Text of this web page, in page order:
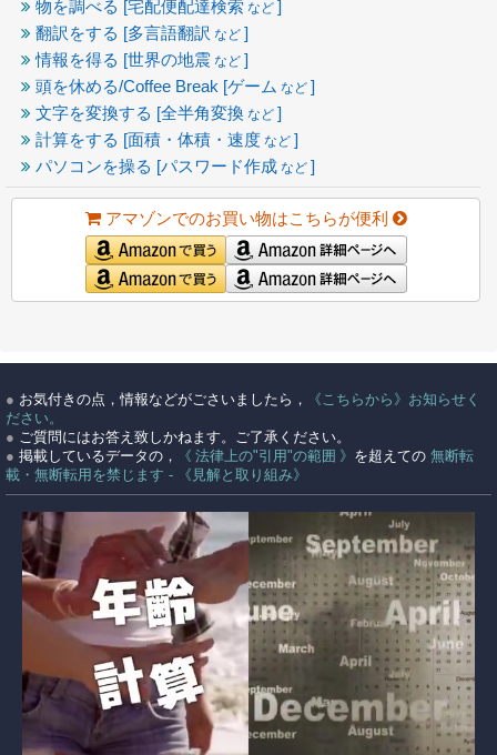
物を調べる [宅配便配達検索 など ]
翻訳をする [多言語翻訳 など ]
情報を得る [世界の地震 など ]
頭を休める/Coffee Break [ゲーム など ]
文字を変換する [全半角変換 など ]
計算をする [面積・体積・速度 など ]
パソコンを操る [パスワード作成 など ]
アマゾンでのお買い物はこちらが便利
● お気付きの点，情報などがごさいましたら，
《こちらから》お知らせく
ださい。
● ご質問にはお答え致しかねます。ご了承ください。
● 掲載しているデータの， 《 法律上の"引用"の範囲 》 を超えての 無断転
載・無断転用を禁じます - 《見解と取り組み》